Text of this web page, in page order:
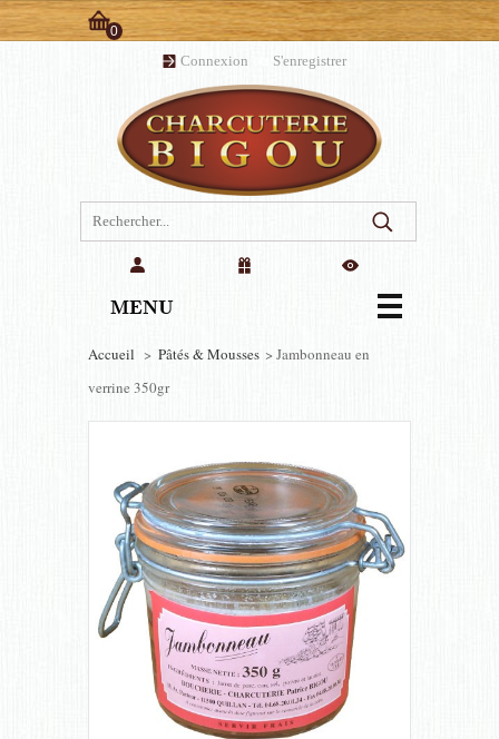
Connexion S'enregistrer
0
MENU
Accueil > Pâtés & Mousses > Jambonneau en
verrine 350gr